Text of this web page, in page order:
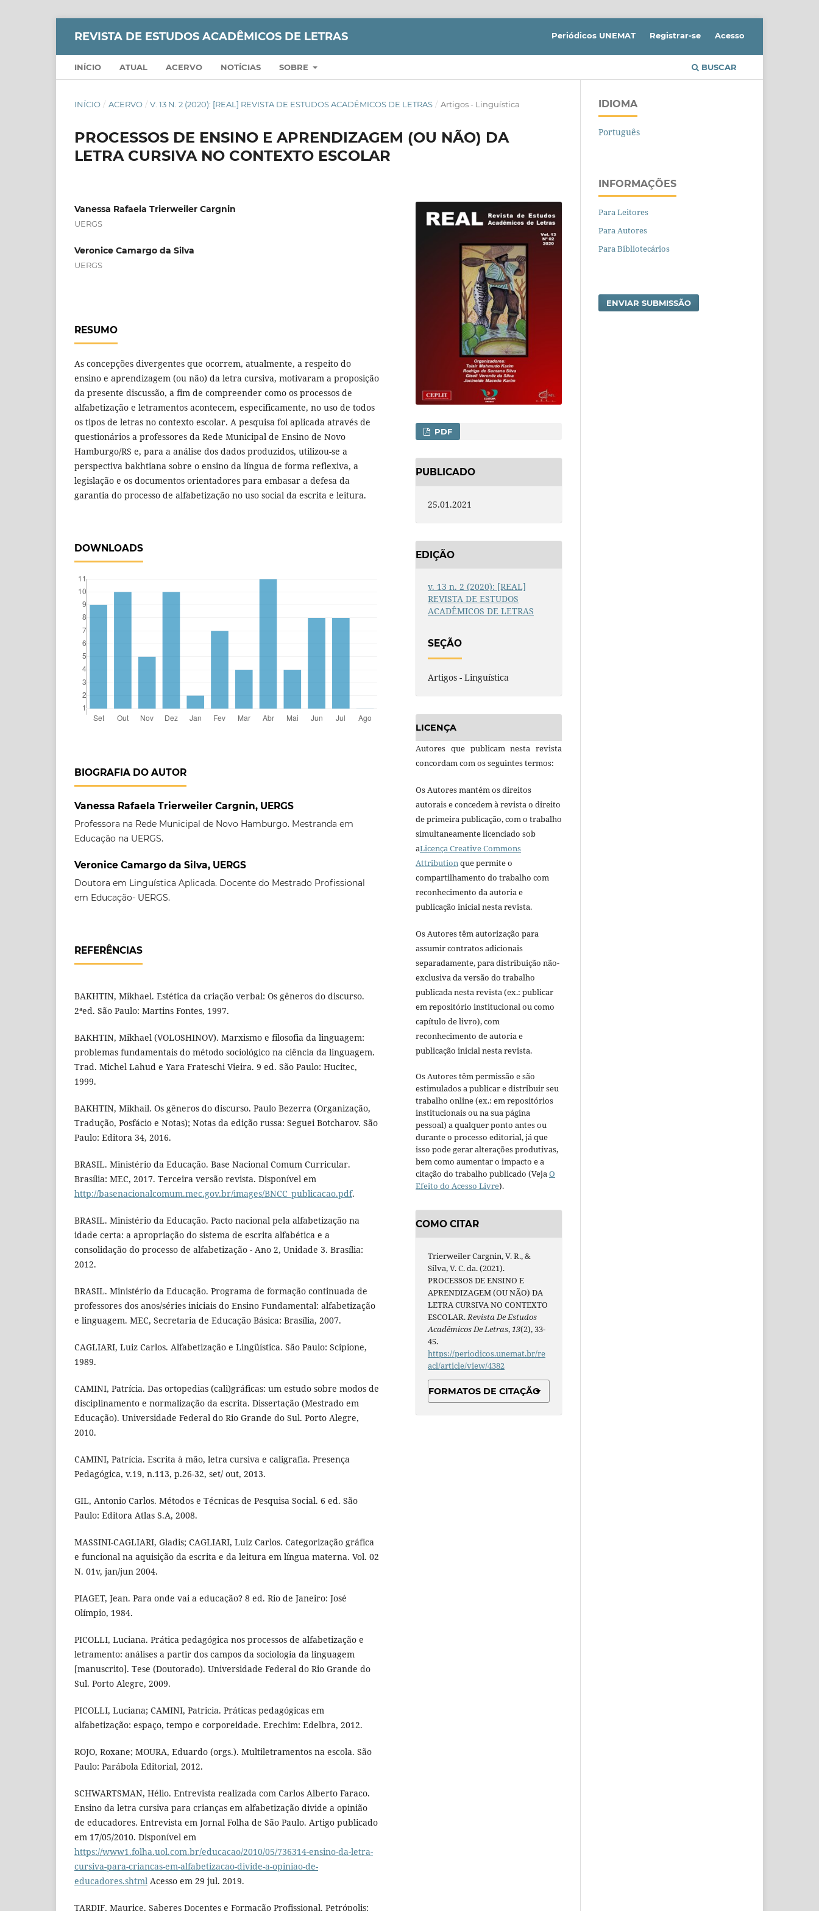
REVISTA DE ESTUDOS ACADÊMICOS DE LETRAS
INÍCIO ATUAL ACERVO NOTÍCIAS SOBRE BUSCAR
Periódicos UNEMAT Registrar-se Acesso
INÍCIO / ACERVO / V. 13 N. 2 (2020): [REAL] REVISTA DE ESTUDOS ACADÊMICOS DE LETRAS / Artigos - Linguística
PROCESSOS DE ENSINO E APRENDIZAGEM (OU NÃO) DA
LETRA CURSIVA NO CONTEXTO ESCOLAR
Vanessa Rafaela Trierweiler Cargnin
UERGS
Veronice Camargo da Silva
UERGS
RESUMO
As concepções divergentes que ocorrem, atualmente, a respeito do
ensino e aprendizagem (ou não) da letra cursiva, motivaram a proposição
da presente discussão, a fim de compreender como os processos de
alfabetização e letramentos acontecem, especificamente, no uso de todos
os tipos de letras no contexto escolar. A pesquisa foi aplicada através de
questionários a professores da Rede Municipal de Ensino de Novo
Hamburgo/RS e, para a análise dos dados produzidos, utilizou-se a
perspectiva bakhtiana sobre o ensino da língua de forma reflexiva, a
legislação e os documentos orientadores para embasar a defesa da
garantia do processo de alfabetização no uso social da escrita e leitura.
DOWNLOADS
BIOGRAFIA DO AUTOR
Vanessa Rafaela Trierweiler Cargnin, UERGS
Professora na Rede Municipal de Novo Hamburgo. Mestranda em
Educação na UERGS.
Veronice Camargo da Silva, UERGS
Doutora em Linguística Aplicada. Docente do Mestrado Profissional
em Educação- UERGS.
REFERÊNCIAS
BAKHTIN, Mikhael. Estética da criação verbal: Os gêneros do discurso.
2ªed. São Paulo: Martins Fontes, 1997.
BAKHTIN, Mikhael (VOLOSHINOV). Marxismo e filosofia da linguagem:
problemas fundamentais do método sociológico na ciência da linguagem.
Trad. Michel Lahud e Yara Frateschi Vieira. 9 ed. São Paulo: Hucitec,
1999.
BAKHTIN, Mikhail. Os gêneros do discurso. Paulo Bezerra (Organização,
Tradução, Posfácio e Notas); Notas da edição russa: Seguei Botcharov. São
Paulo: Editora 34, 2016.
BRASIL. Ministério da Educação. Base Nacional Comum Curricular.
Brasília: MEC, 2017. Terceira versão revista. Disponível em
http://basenacionalcomum.mec.gov.br/images/BNCC_publicacao.pdf.
BRASIL. Ministério da Educação. Pacto nacional pela alfabetização na
idade certa: a apropriação do sistema de escrita alfabética e a
consolidação do processo de alfabetização - Ano 2, Unidade 3. Brasília:
2012.
BRASIL. Ministério da Educação. Programa de formação continuada de
professores dos anos/séries iniciais do Ensino Fundamental: alfabetização
e linguagem. MEC, Secretaria de Educação Básica: Brasília, 2007.
CAGLIARI, Luiz Carlos. Alfabetização e Lingüística. São Paulo: Scipione,
1989.
CAMINI, Patrícia. Das ortopedias (cali)gráficas: um estudo sobre modos de
disciplinamento e normalização da escrita. Dissertação (Mestrado em
Educação). Universidade Federal do Rio Grande do Sul. Porto Alegre,
2010.
CAMINI, Patrícia. Escrita à mão, letra cursiva e caligrafia. Presença
Pedagógica, v.19, n.113, p.26-32, set/ out, 2013.
GIL, Antonio Carlos. Métodos e Técnicas de Pesquisa Social. 6 ed. São
Paulo: Editora Atlas S.A, 2008.
MASSINI-CAGLIARI, Gladis; CAGLIARI, Luiz Carlos. Categorização gráfica
e funcional na aquisição da escrita e da leitura em língua materna. Vol. 02
N. 01v, jan/jun 2004.
PIAGET, Jean. Para onde vai a educação? 8 ed. Rio de Janeiro: José
Olímpio, 1984.
PICOLLI, Luciana. Prática pedagógica nos processos de alfabetização e
letramento: análises a partir dos campos da sociologia da linguagem
[manuscrito]. Tese (Doutorado). Universidade Federal do Rio Grande do
Sul. Porto Alegre, 2009.
PICOLLI, Luciana; CAMINI, Patricia. Práticas pedagógicas em
alfabetização: espaço, tempo e corporeidade. Erechim: Edelbra, 2012.
ROJO, Roxane; MOURA, Eduardo (orgs.). Multiletramentos na escola. São
Paulo: Parábola Editorial, 2012.
SCHWARTSMAN, Hélio. Entrevista realizada com Carlos Alberto Faraco.
Ensino da letra cursiva para crianças em alfabetização divide a opinião
de educadores. Entrevista em Jornal Folha de São Paulo. Artigo publicado
em 17/05/2010. Disponível em
https://www1.folha.uol.com.br/educacao/2010/05/736314-ensino-da-letra-
cursiva-para-criancas-em-alfabetizacao-divide-a-opiniao-de-
educadores.shtml Acesso em 29 jul. 2019.
TARDIF, Maurice. Saberes Docentes e Formação Profissional. Petrópolis:
PDF
PUBLICADO
25.01.2021
EDIÇÃO
v. 13 n. 2 (2020): [REAL]
REVISTA DE ESTUDOS
ACADÊMICOS DE LETRAS
SEÇÃO
Artigos - Linguística
LICENÇA
Autores que publicam nesta revista
concordam com os seguintes termos:
Os Autores mantém os direitos
autorais e concedem à revista o direito
de primeira publicação, com o trabalho
simultaneamente licenciado sob
aLicença Creative Commons
Attributionque permite o
compartilhamento do trabalho com
reconhecimento da autoria e
publicação inicial nesta revista.
Os Autores têm autorização para
assumir contratos adicionais
separadamente, para distribuição não-
exclusiva da versão do trabalho
publicada nesta revista (ex.: publicar
em repositório institucional ou como
capítulo de livro), com
reconhecimento de autoria e
publicação inicial nesta revista.
Os Autores têm permissão e são
estimulados a publicar e distribuir seu
trabalho online (ex.: em repositórios
institucionais ou na sua página
pessoal) a qualquer ponto antes ou
durante o processo editorial, já que
isso pode gerar alterações produtivas,
bem como aumentar o impacto e a
citação do trabalho publicado (VejaO
Efeito do Acesso Livre).
COMO CITAR
Trierweiler Cargnin, V. R., &
Silva, V. C. da. (2021).
PROCESSOS DE ENSINO E
APRENDIZAGEM (OU NÃO) DA
LETRA CURSIVA NO CONTEXTO
ESCOLAR.Revista De Estudos
Acadêmicos De Letras,13(2), 33-
45.
https://periodicos.unemat.br/re
acl/article/view/4382
FORMATOS DE CITAÇÃO
IDIOMA
Português
INFORMAÇÕES
Para Leitores
Para Autores
Para Bibliotecários
ENVIAR SUBMISSÃO